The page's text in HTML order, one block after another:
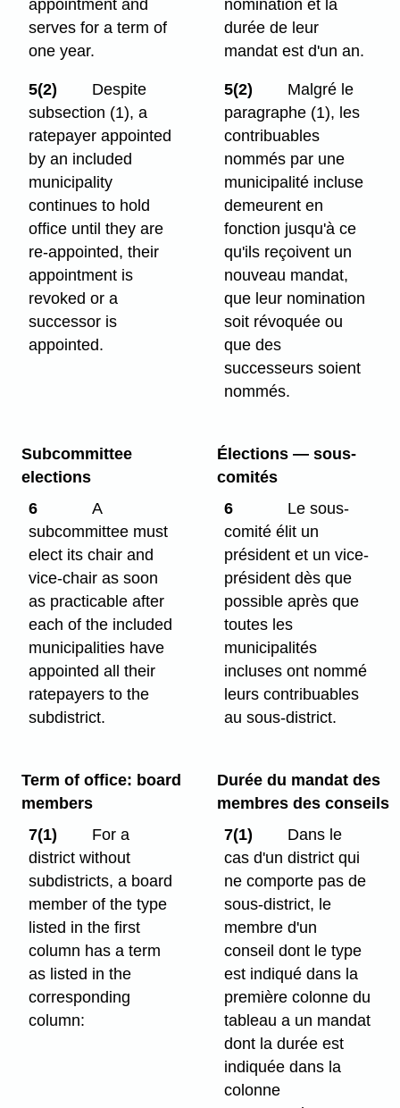
appointment and
serves for a term of
one year.
nomination et la
durée de leur
mandat est d'un an.
5(2)
Despite
subsection (1), a
ratepayer appointed
by an included
municipality
continues to hold
office until they are
re-appointed, their
appointment is
revoked or a
successor is
appointed.
5(2)
Malgré le
paragraphe (1), les
contribuables
nommés par une
municipalité incluse
demeurent en
fonction jusqu'à ce
qu'ils reçoivent un
nouveau mandat,
que leur nomination
soit révoquée ou
que des
successeurs soient
nommés.
Subcommittee
elections
6
A
subcommittee must
elect its chair and
vice-chair as soon
as practicable after
each of the included
municipalities have
appointed all their
ratepayers to the
subdistrict.
Élections — sous-
comités
6
Le sous-
comité élit un
président et un vice-
président dès que
possible après que
toutes les
municipalités
incluses ont nommé
leurs contribuables
au sous-district.
Term of office: board
members
7(1)
For a
district without
subdistricts, a board
member of the type
listed in the first
column has a term
as listed in the
corresponding
column:
Durée du mandat des
membres des conseils
7(1)
Dans le
cas d'un district qui
ne comporte pas de
sous-district, le
membre d'un
conseil dont le type
est indiqué dans la
première colonne du
tableau a un mandat
dont la durée est
indiquée dans la
colonne